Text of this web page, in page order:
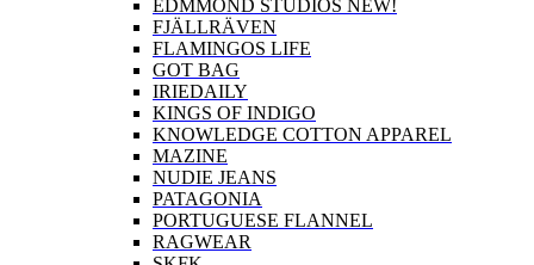
EDMMOND STUDIOS NEW!
FJÄLLRÄVEN
FLAMINGOS LIFE
GOT BAG
IRIEDAILY
KINGS OF INDIGO
KNOWLEDGE COTTON APPAREL
MAZINE
NUDIE JEANS
PATAGONIA
PORTUGUESE FLANNEL
RAGWEAR